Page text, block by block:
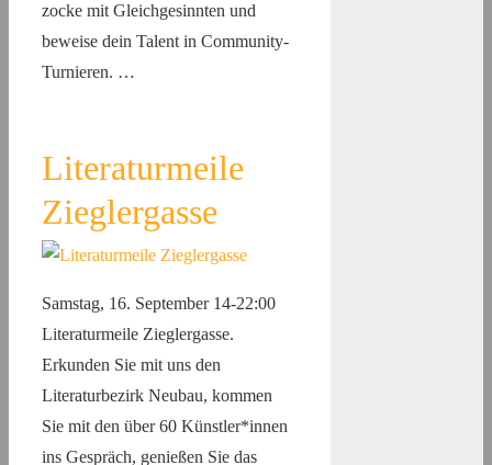
zocke mit Gleichgesinnten und
beweise dein Talent in Community-
Turnieren. …
Literaturmeile
Zieglergasse
Samstag, 16. September 14-22:00
Literaturmeile Zieglergasse.
Erkunden Sie mit uns den
Literaturbezirk Neubau, kommen
Sie mit den über 60 Künstler*innen
ins Gespräch, genießen Sie das